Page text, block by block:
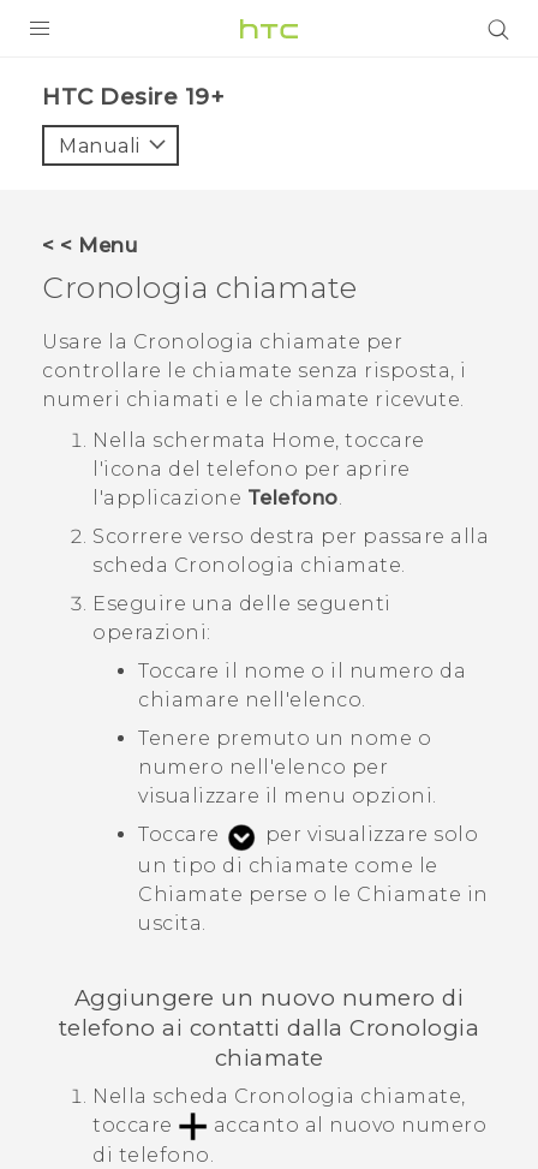
VIVE
ASSISTENZA
Accessori e dispositivi HTC
Accesso
‎HTC Desire 19+‎‎
Manuali
< < Menu
Cronologia chiamate
Usare la Cronologia chiamate per
controllare le chiamate senza risposta, i
numeri chiamati e le chiamate ricevute.
Nella schermata Home, toccare
l'icona del telefono per aprire
l'applicazione Telefono.
Scorrere verso destra per passare alla
scheda Cronologia chiamate.
Eseguire una delle seguenti
operazioni:
Toccare il nome o il numero da
chiamare nell'elenco.
Tenere premuto un nome o
numero nell'elenco per
visualizzare il menu opzioni.
Toccare
per visualizzare solo
un tipo di chiamate come le
Chiamate perse o le Chiamate in
uscita.
Aggiungere un nuovo numero di
telefono ai contatti dallaCronologia
chiamate
Nella scheda Cronologia chiamate,
toccare
accanto al nuovo numero
di telefono.